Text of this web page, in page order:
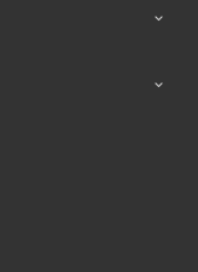

